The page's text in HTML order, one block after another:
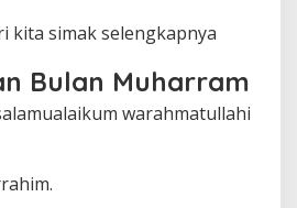
kita simak selengkapnya
Bulan Muharram
warahmatullahi